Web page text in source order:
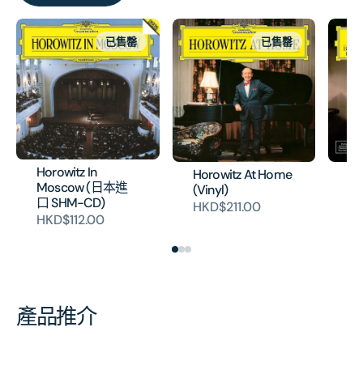
Horowitz In
Moscow (日本進
口 SHM-CD)
HKD$112.00
已售罄
Horowitz At Home
(Vinyl)
HKD$211.00
已售罄
產品推介